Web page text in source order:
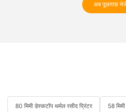
अब पूछताछ
80 मिमी डेस्कटॉप थर्मल रसीद प्रिंटर 58